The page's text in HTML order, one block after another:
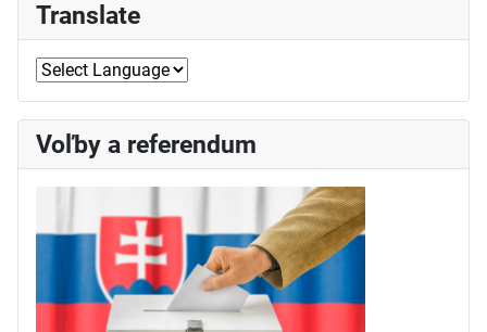
Translate
Voľby a referendum